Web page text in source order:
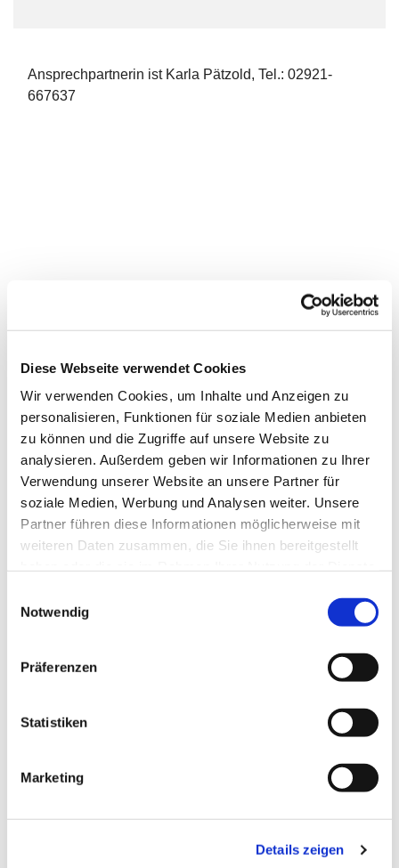
Diese Webseite verwendet Cookies
Wir verwenden Cookies, um Inhalte und Anzeigen zu
personalisieren, Funktionen für soziale Medien anbieten
zu können und die Zugriffe auf unsere Website zu
analysieren. Außerdem geben wir Informationen zu Ihrer
Verwendung unserer Website an unsere Partner für
soziale Medien, Werbung und Analysen weiter. Unsere
Partner führen diese Informationen möglicherweise mit
weiteren Daten zusammen, die Sie ihnen bereitgestellt
Notwendig
Präferenzen
Statistiken
Marketing
Details zeigen
Ansprechpartnerin ist Karla Pätzold, Tel.: 02921-
667637
Dies könnte Sie auch
interessieren